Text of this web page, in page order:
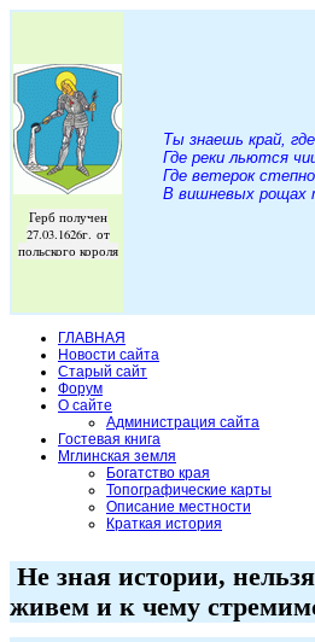
Герб получен
27.03.1626г. от
польского короля
Ты знаешь край,
Где реки льются
Где ветерок
В вишневых рощах
ГЛАВНАЯ
Новости сайта
Старый сайт
Форум
О сайте
Администрация сайта
Гостевая книга
Мглинская земля
Богатство края
Топографические карты
Описание местности
Краткая история
Не зная истории,
живем и к чему